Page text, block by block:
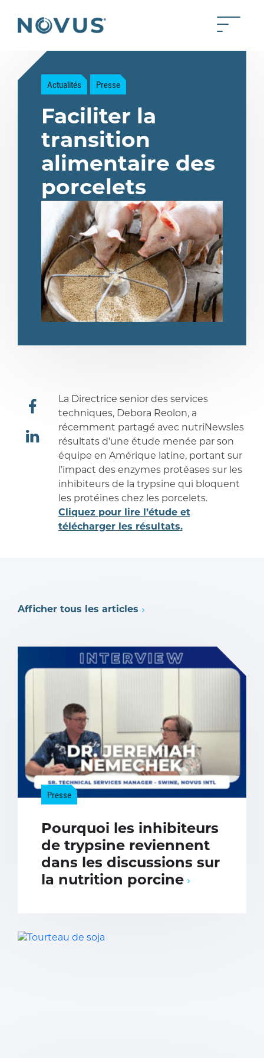
Back to home Toggle
Actualités Presse
Faciliter la
transition
alimentaire des
porcelets
La Directrice senior des services
techniques, Debora Reolon, a
récemment partagé avec nutriNewsles
résultats d’une étude menée par son
équipe en Amérique latine, portant sur
l’impact des enzymes protéasessur les
inhibiteursde la trypsine qui bloquent
les protéines chezles porcelets.
Cliquez pour lire l’étudeet
téléchargerles résultats.
Afficher tous les articles
Presse
Pourquoi les inhibiteurs
de trypsine reviennent
dans les discussions sur
la nutrition porcine